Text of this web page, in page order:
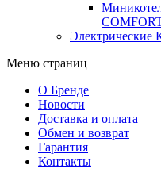
Меню страниц
О Бренде
Новости
Доставка и оплата
Обмен и возврат
Гарантия
Контакты